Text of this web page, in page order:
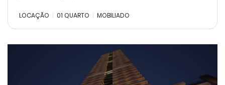
LOCAÇÃO 01 QUARTO MOBILIADO